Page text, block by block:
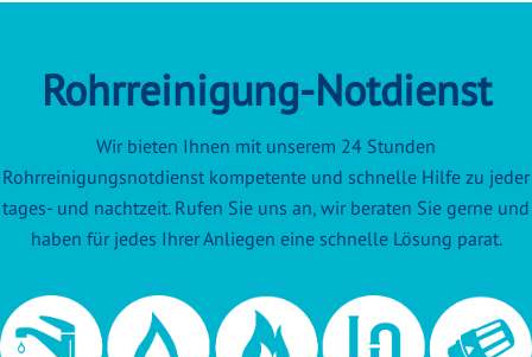
Rohrreinigung-Notdienst
Wir bieten Ihnen mit unserem 24 Stunden
Rohrreinigungsnotdienst kompetente und schnelle Hilfe zu jeder
tages- und nachtzeit. Rufen Sie uns an, wir beraten Sie gerne und
haben für jedes Ihrer Anliegen eine schnelle Lösung parat.